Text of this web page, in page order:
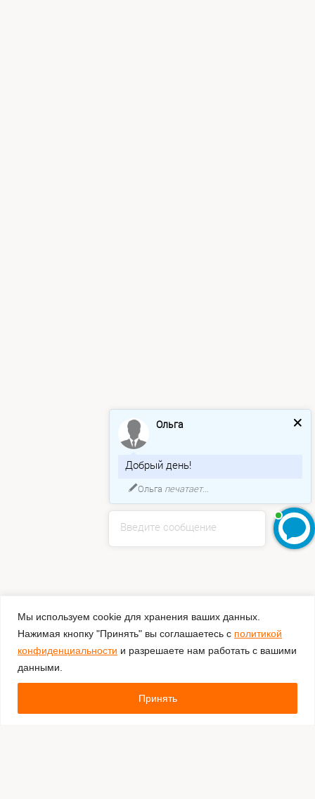
Мы используем cookie для хранения ваших данных.
Нажимая кнопку "Принять" вы соглашаетесь с политикой
конфиденциальности и разрешаете нам работать с вашими
данными.
Принять
Введите сообщение
Ольга
Добрый день!
Ольга печатает...